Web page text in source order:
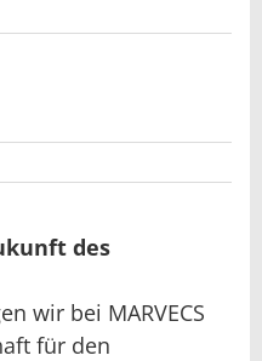
des
wir bei MARVECS
für den